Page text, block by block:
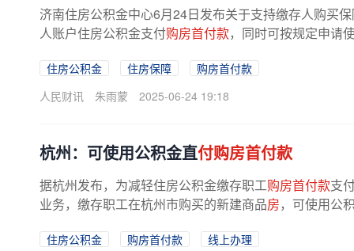
济南住房公积金中心6月24日发布关于支持缴存人购买
人账户住房公积金支付购房首付款，同时可按规定申请
住房公积金 住房保障
购房首付款
人民财讯
朱雨蒙 2025-06-24 19:18
杭州：可使用公积金直付购房首付款
据杭州发布，为减轻住房公积金缴存职工购房首付款支
业务，缴存职工在杭州市购买的新建商品房，可使用公
住房公积金 购房首付款
线上办理